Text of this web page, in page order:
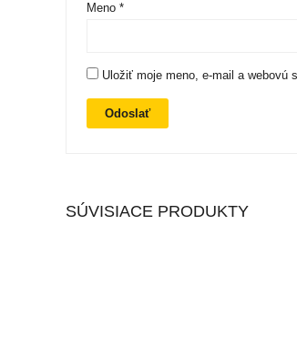
Meno *
Uložiť moje meno, e-mail a webovú
SÚVISIACE PRODUKTY